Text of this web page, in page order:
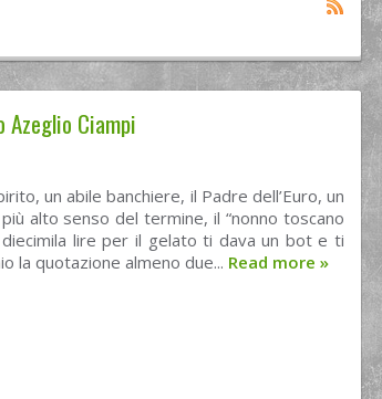
Ciampi
un abile banchiere, il Padre dell’Euro, un
alto senso del termine, il “nonno toscano
lire per il gelato ti dava un bot e ti
la quotazione almeno due... Read more »